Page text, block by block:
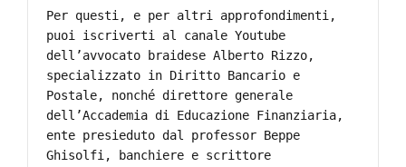
Per questi, e per altri approfondimenti,
puoi iscriverti al canale Youtube
dell’avvocato braidese Alberto Rizzo,
specializzato in Diritto Bancario e
Postale, nonché direttore generale
dell’Accademia di Educazione Finanziaria,
ente presieduto dal professor Beppe
Ghisolfi, banchiere e scrittore